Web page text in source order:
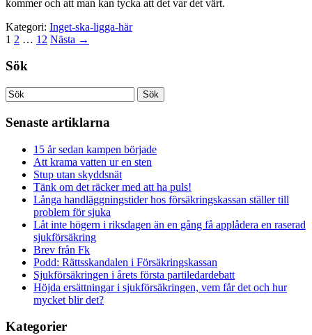
kommer och att man kan tycka att det var det värt.
Kategori: Inget-ska-ligga-här
1 2 … 12 Nästa →
Sök
Senaste artiklarna
15 år sedan kampen började
Att krama vatten ur en sten
Stup utan skyddsnät
Tänk om det räcker med att ha puls!
Långa handläggningstider hos försäkringskassan ställer till
problem för sjuka
Låt inte högern i riksdagen än en gång få applådera en raserad
sjukförsäkring
Brev från Fk
Podd: Rättsskandalen i Försäkringskassan
Sjukförsäkringen i årets första partiledardebatt
Höjda ersättningar i sjukförsäkringen, vem får det och hur
mycket blir det?
Kategorier